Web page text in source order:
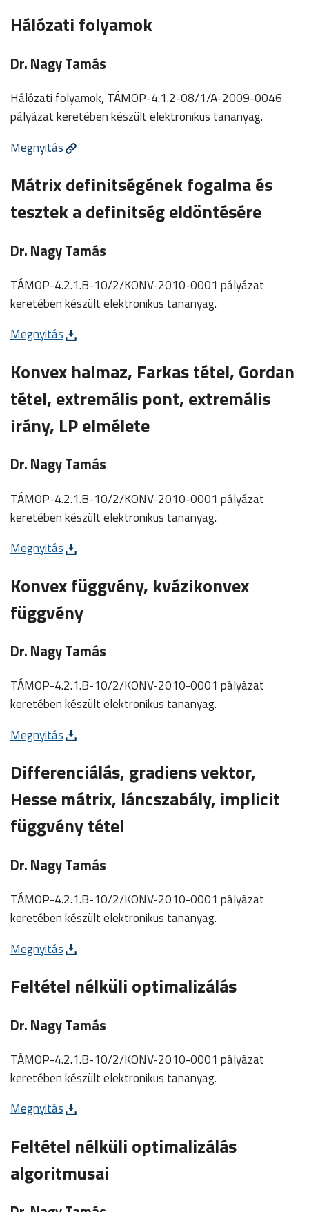
Hálózati folyamok
Dr. Nagy Tamás
Hálózati folyamok, TÁMOP-4.1.2-08/1/A-2009-0046
pályázat keretében készült elektronikus tananyag.
Megnyitás
Mátrix definitségének fogalma és
tesztek a definitség eldöntésére
Dr. Nagy Tamás
TÁMOP-4.2.1.B-10/2/KONV-2010-0001 pályázat
keretében készült elektronikus tananyag.
Megnyitás
Konvex halmaz, Farkas tétel, Gordan
tétel, extremális pont, extremális
irány, LP elmélete
Dr. Nagy Tamás
TÁMOP-4.2.1.B-10/2/KONV-2010-0001 pályázat
keretében készült elektronikus tananyag.
Megnyitás
Konvex függvény, kvázikonvex
függvény
Dr. Nagy Tamás
TÁMOP-4.2.1.B-10/2/KONV-2010-0001 pályázat
keretében készült elektronikus tananyag.
Megnyitás
Differenciálás, gradiens vektor,
Hesse mátrix, láncszabály, implicit
függvény tétel
Dr. Nagy Tamás
TÁMOP-4.2.1.B-10/2/KONV-2010-0001 pályázat
keretében készült elektronikus tananyag.
Megnyitás
Feltétel nélküli optimalizálás
Dr. Nagy Tamás
TÁMOP-4.2.1.B-10/2/KONV-2010-0001 pályázat
keretében készült elektronikus tananyag.
Megnyitás
Feltétel nélküli optimalizálás
algoritmusai